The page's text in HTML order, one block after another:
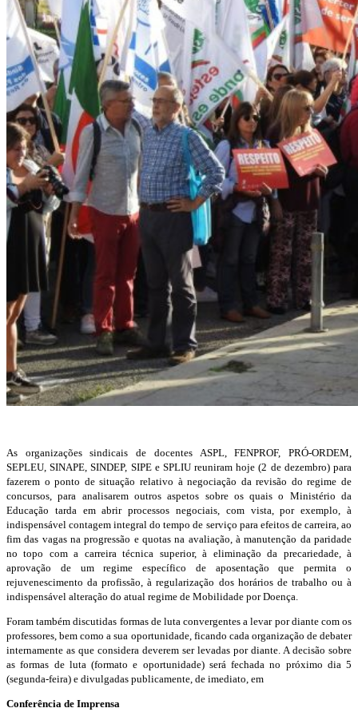
As organizações sindicais de docentes ASPL, FENPROF, PRÓ-ORDEM,
SEPLEU, SINAPE, SINDEP, SIPE e SPLIU reuniram hoje (2 de dezembro) para
fazerem o ponto de situação relativo à negociação da revisão do regime de
concursos, para analisarem outros aspetos sobre os quais o Ministério da
Educação tarda em abrir processos negociais, com vista, por exemplo, à
indispensável contagem integral do tempo de serviço para efeitos de carreira, ao
fim das vagas na progressão e quotas na avaliação, à manutenção da paridade
no topo com a carreira técnica superior, à eliminação da precariedade, à
aprovação de um regime específico de aposentação que permita o
rejuvenescimento da profissão, à regularização dos horários de trabalho ou à
indispensável alteração do atual regime de Mobilidade por Doença.
Foram também discutidas formas de luta convergentes a levar por diante com os
professores, bem como a sua oportunidade, ficando cada organização de debater
internamente as que considera deverem ser levadas por diante. A decisão sobre
as formas de luta (formato e oportunidade) será fechada no próximo dia 5
(segunda-feira) e divulgadas publicamente, de imediato, em
Conferência de Imprensa